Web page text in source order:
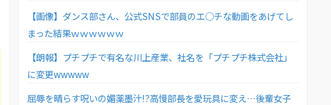
【画像】ダンス部さん、公式SNSで部員のエ○チな動画をあげてし
まった結果ｗｗｗｗｗｗ
【朗報】プチプチで有名な川上産業、社名を「プチプチ株式会社」
に変更wwwww
屈辱を晴らす呪いの媚薬墨汁!?高慢部長を愛玩具に変え…後輩女子